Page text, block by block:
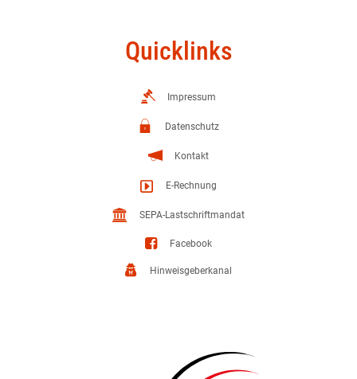
Quicklinks
Impressum
Datenschutz
Kontakt
E-Rechnung
SEPA-Lastschriftmandat
Facebook
Hinweisgeberkanal